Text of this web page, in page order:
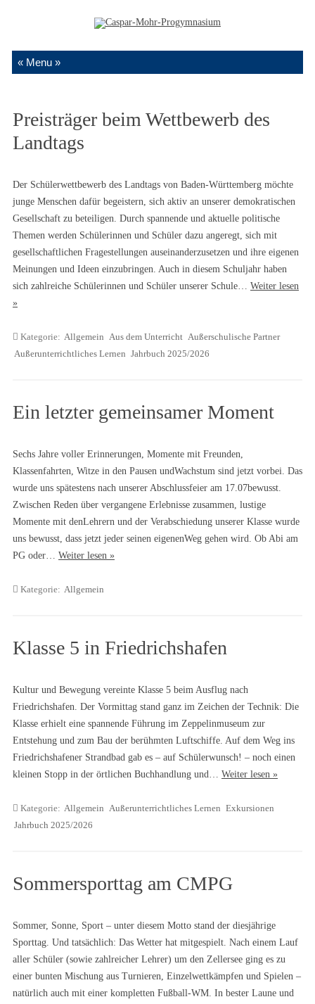
Zum Inhalt springen
Preisträger beim Wettbewerb des
Landtags
Der Schülerwettbewerb des Landtags von Baden-Württemberg möchte
junge Menschen dafür begeistern, sich aktiv an unserer demokratischen
Gesellschaft zu beteiligen. Durch spannende und aktuelle politische
Themen werden Schülerinnen und Schüler dazu angeregt, sich mit
gesellschaftlichen Fragestellungen auseinanderzusetzen und ihre eigenen
Meinungen und Ideen einzubringen. Auch in diesem Schuljahr haben
sich zahlreiche Schülerinnen und Schüler unserer Schule… Weiter lesen
»
Kategorie: Allgemein Aus dem Unterricht Außerschulische Partner
Außerunterrichtliches Lernen Jahrbuch 2025/2026
Ein letzter gemeinsamer Moment
Sechs Jahre voller Erinnerungen, Momente mit Freunden,
Klassenfahrten, Witze in den Pausen undWachstum sind jetzt vorbei. Das
wurde uns spätestens nach unserer Abschlussfeier am 17.07bewusst.
Zwischen Reden über vergangene Erlebnisse zusammen, lustige
Momente mit denLehrern und der Verabschiedung unserer Klasse wurde
uns bewusst, dass jetzt jeder seinen eigenenWeg gehen wird. Ob Abi am
PG oder… Weiter lesen »
Kategorie: Allgemein
Klasse 5 in Friedrichshafen
Kultur und Bewegung vereinte Klasse 5 beim Ausflug nach
Friedrichshafen. Der Vormittag stand ganz im Zeichen der Technik: Die
Klasse erhielt eine spannende Führung im Zeppelinmuseum zur
Entstehung und zum Bau der berühmten Luftschiffe. Auf dem Weg ins
Friedrichshafener Strandbad gab es – auf Schülerwunsch! – noch einen
kleinen Stopp in der örtlichen Buchhandlung und… Weiter lesen »
Kategorie: Allgemein Außerunterrichtliches Lernen Exkursionen
Jahrbuch 2025/2026
Sommersporttag am CMPG
Sommer, Sonne, Sport – unter diesem Motto stand der diesjährige
Sporttag. Und tatsächlich: Das Wetter hat mitgespielt. Nach einem Lauf
aller Schüler (sowie zahlreicher Lehrer) um den Zellersee ging es zu
einer bunten Mischung aus Turnieren, Einzelwettkämpfen und Spielen –
natürlich auch mit einer kompletten Fußball-WM. In bester Laune und